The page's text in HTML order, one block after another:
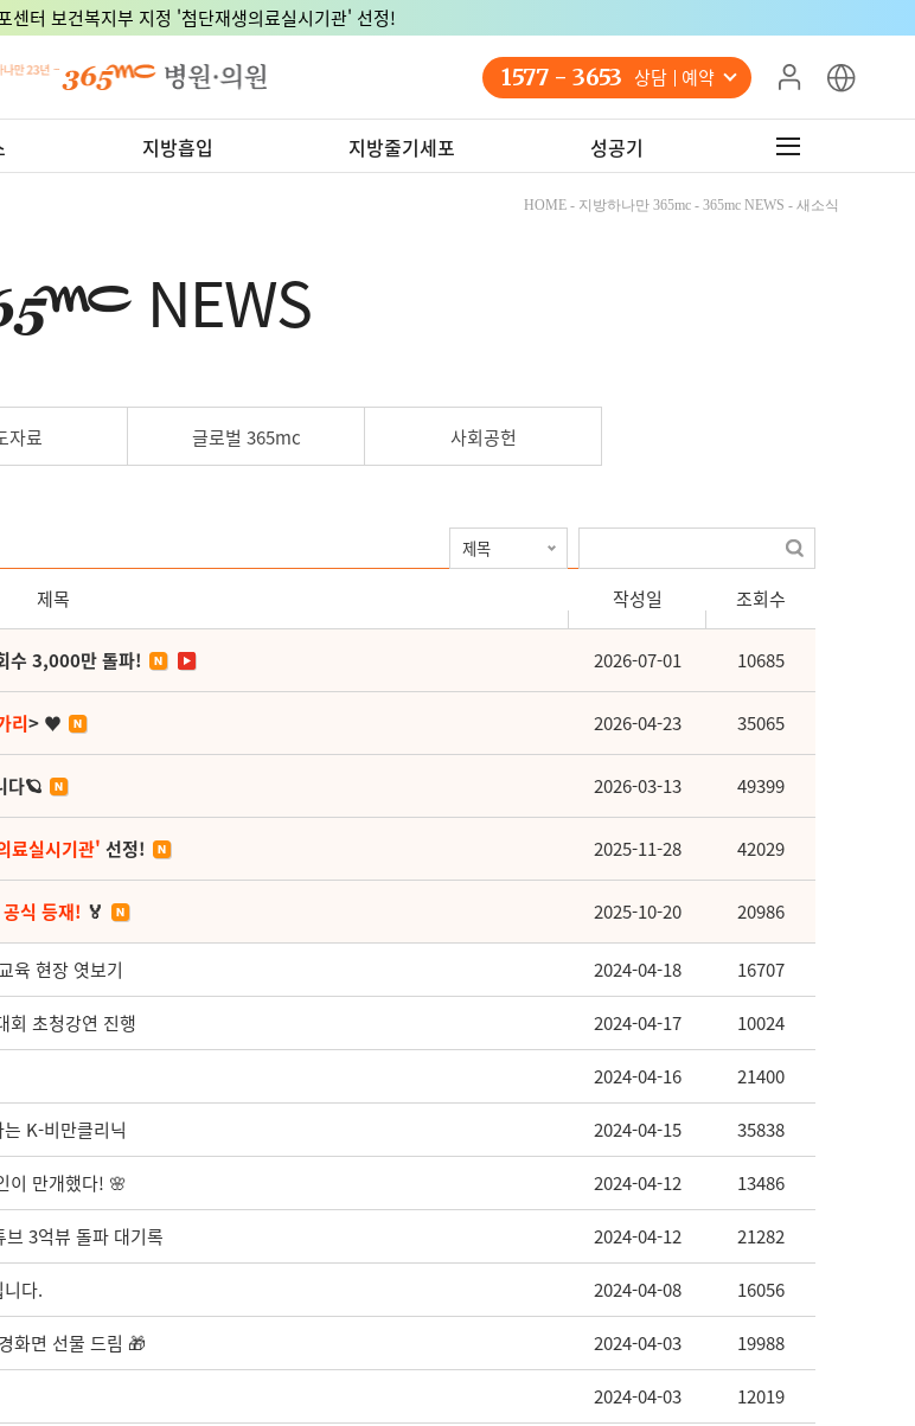
센터 보건복지부 지정 '첨단재생의료실시기관' 선정!
1577 - 3653 상담 예약
지방흡입 지방줄기세포 성공기
HOME - 지방하나만 365mc - 365mc NEWS - 새소식
NEWS
자료 글로벌 365mc 사회공헌
제목 작성일 조회수
수 3,000만 돌파! 2026-07-01 10685
리> ♥ 2026-04-23 35065
다🪐 2026-03-13 49399
료실시기관' 선정! 2025-11-28 42029
식 등재! 🏅 2025-10-20 20986
육 현장 엿보기 2024-04-18 16707
회 초청강연 진행 2024-04-17 10024
2024-04-16 21400
K-비만클리닉 2024-04-15 35838
이 만개했다! 🌸 2024-04-12 13486
3억뷰 돌파 대기록 2024-04-12 21282
다. 2024-04-08 16056
화면 선물 드림 🎁 2024-04-03 19988
2024-04-03 12019